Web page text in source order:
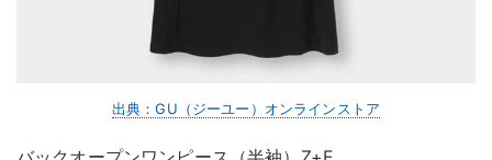
出典：GU（ジーユー）オンラインストア